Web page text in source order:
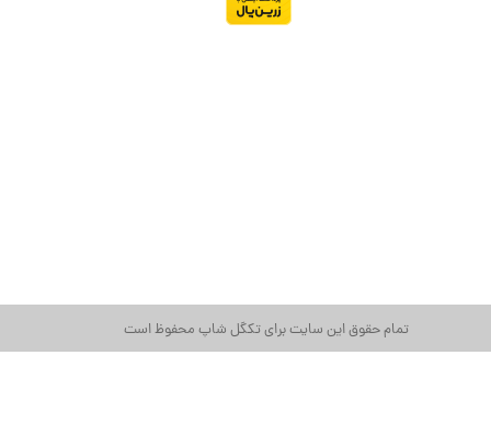
تمام حقوق این سایت برای تکگل شاپ محفوظ است